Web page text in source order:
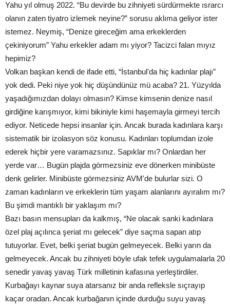
Yahu yıl olmuş 2022. “Bu devirde bu zihniyeti sürdürmekte ısrarcı
olanın zaten tiyatro izlemek neyine?” sorusu aklıma geliyor ister
istemez. Neymiş, “Denize gireceğim ama erkeklerden
çekiniyorum” Yahu erkekler adam mı yiyor? Tacizci falan mıyız
hepimiz?
Volkan başkan kendi de ifade etti, “İstanbul'da hiç kadınlar plajı”
yok dedi. Peki niye yok hiç düşündünüz mü acaba? 21. Yüzyılda
yaşadığımızdan dolayı olmasın? Kimse kimsenin denize nasıl
girdiğine karışmıyor, kimi bikiniyle kimi haşemayla girmeyi tercih
ediyor. Neticede hepsi insanlar için. Ancak burada kadınlara karşı
sistematik bir izolasyon söz konusu. Kadınları toplumdan izole
ederek hiçbir yere varamazsınız. Sapıklar mı? Onlardan her
yerde var… Bugün plajda görmezsiniz eve dönerken minibüste
denk gelirler. Minibüste görmezsiniz AVM'de bulurlar sizi. O
zaman kadınların ve erkeklerin tüm yaşam alanlarını ayıralım mı?
Bu şimdi mantıklı bir yaklaşım mı?
Bazı basın mensupları da kalkmış, “Ne olacak sanki kadınlara
özel plaj açılınca şeriat mı gelecek” diye saçma sapan atıp
tutuyorlar. Evet, belki şeriat bugün gelmeyecek. Belki yarın da
gelmeyecek. Ancak bu zihniyeti böyle ufak tefek uygulamalarla 20
senedir yavaş yavaş Türk milletinin kafasına yerleştirdiler.
Kurbağayı kaynar suya atarsanız bir anda refleksle sıçrayıp
kaçar oradan. Ancak kurbağanın içinde durduğu suyu yavaş